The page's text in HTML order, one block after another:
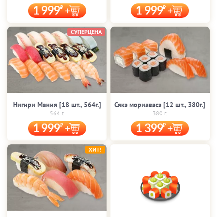
1 999 1 999
Нигири Мания [18 шт., 564г.]
564 г.
1 999
СУПЕРЦЕНА
Сякэ мориавасэ [12 шт., 380г.]
380 г.
1 399
ХИТ!